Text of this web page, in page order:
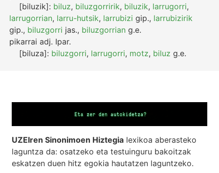
[biluzik]: biluz, biluzgorririk, biluzik, larrugorri,
larrugorrian, larru-hutsik, larrubizi gip., larrubizirik
gip., biluzgorri jas., biluzgorrian g.e.
pikarrai adj. Ipar.
[biluza]: biluzgorri, larrugorri, motz, biluz g.e.
UZEIren Sinonimoen Hiztegia lexikoa aberasteko
laguntza da: osatzeko eta testuinguru bakoitzak
eskatzen duen hitz egokia hautatzen laguntzeko.